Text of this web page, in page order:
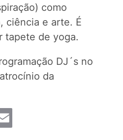
como
ciência e arte. É
tapete de yoga.
DJ´s no
da